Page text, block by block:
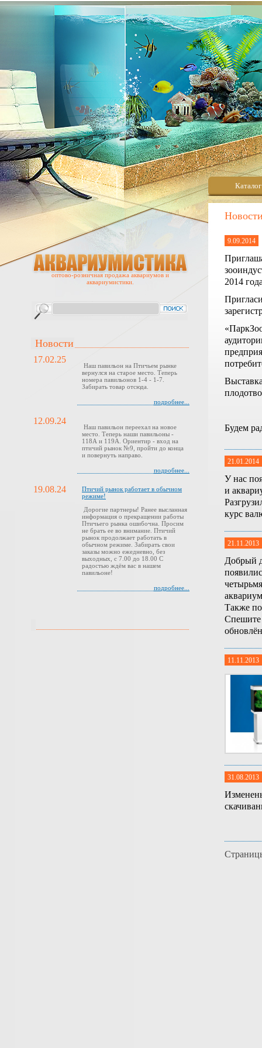
Каталог
9.09.2014
2014
Будем
21.01.2014
У нас
и
курс
21.11.2013
Добрый
Также
Спешите
11.11.2013
31.08.2013
оптово-розничная продажа аквариумов и
аквариумистики.
Новости
17.02.25
Наш павильон на Птичьем рынке
вернулся на старое место. Теперь
номера павильонов 1-4 - 1-7.
Забирать товар отсюда.
подробнее...
12.09.24
Наш павильон переехал на новое
место. Теперь наши павильоны -
118А и 119А. Ориентир - вход на
птичий рынок №9, пройти до конца
и повернуть направо.
подробнее...
19.08.24
Птичий рынок работает в обычном
режиме!
Дорогие партнеры! Ранее высланная
информация о прекращении работы
Птичьего рынка ошибочна. Просим
не брать ее во внимание. Птичий
рынок продолжает работать в
обычном режиме. Забирать свои
заказы можно ежедневно, без
выходных, с 7.00 до 18.00 С
радостью ждём вас в нашем
павильоне!
подробнее...